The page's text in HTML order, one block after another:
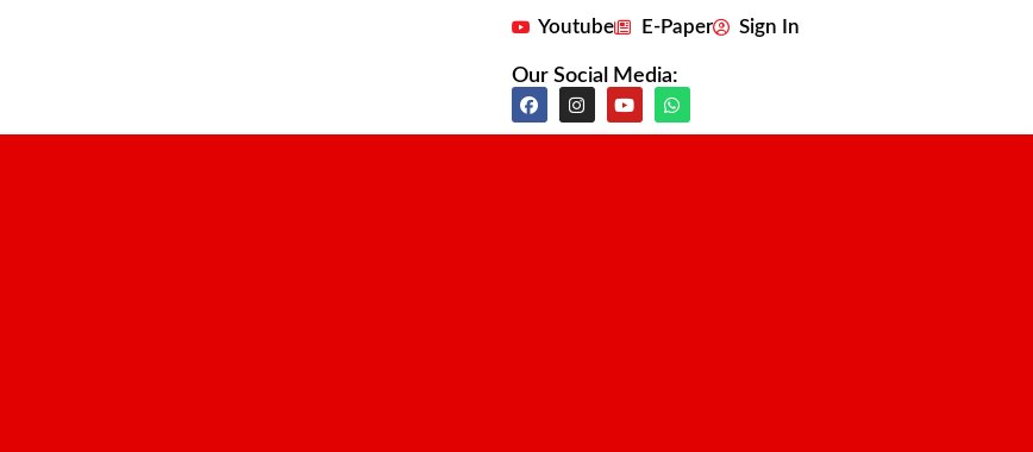
Youtube E-Paper Sign In
Our Social Media: